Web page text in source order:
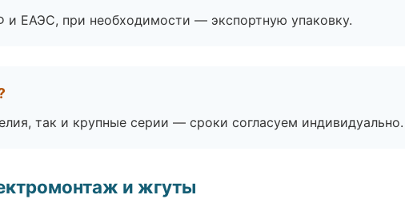
и ЕАЭС, при необходимости — экспортную упаковку.
так и крупные серии — сроки согласуем индивидуально.
и жгуты